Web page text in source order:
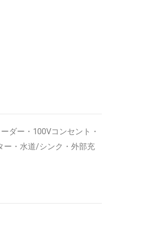
ダー・100Vコンセント・
ー・水道/シンク・外部充